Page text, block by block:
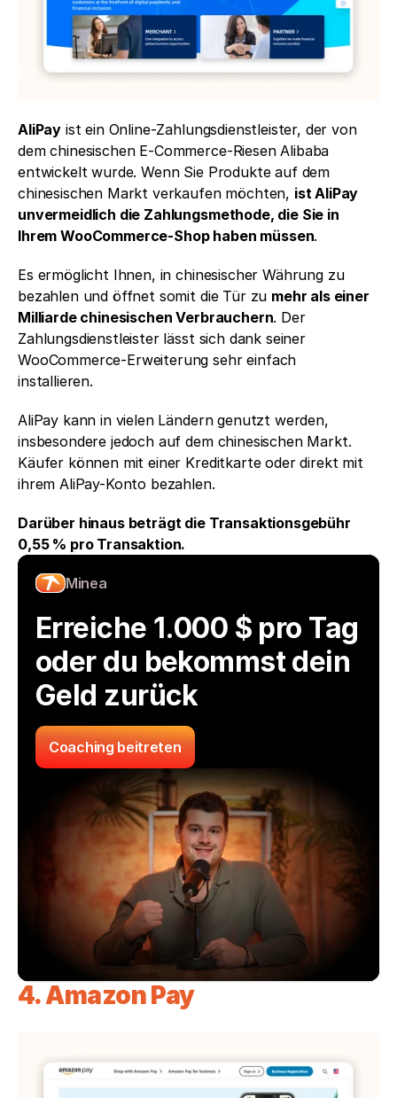
AliPay ist ein Online-Zahlungsdienstleister, der von
dem chinesischen E-Commerce-Riesen Alibaba
entwickelt wurde. Wenn Sie Produkte auf dem
chinesischen Markt verkaufen möchten, ist AliPay
unvermeidlich die Zahlungsmethode, die Sie in
Ihrem WooCommerce-Shop haben müssen.
Es ermöglicht Ihnen, in chinesischer Währung zu
bezahlen und öffnet somit die Tür zu mehr als einer
Milliarde chinesischen Verbrauchern. Der
Zahlungsdienstleister lässt sich dank seiner
WooCommerce-Erweiterung sehr einfach
installieren.
AliPay kann in vielen Ländern genutzt werden,
insbesondere jedoch auf dem chinesischen Markt.
Käufer können mit einer Kreditkarte oder direkt mit
ihrem AliPay-Konto bezahlen.
Darüber hinaus beträgt die Transaktionsgebühr
0,55 % pro Transaktion.
Minea
Erreiche 1.000 $ pro Tag
oder du bekommst dein
Geld zurück
Coaching beitreten
4. Amazon Pay